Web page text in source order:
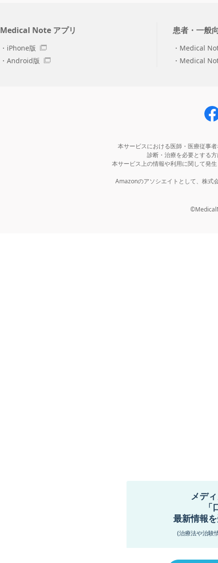
メデ
最新情報
(治療法や治験
Medical Note アプリ
iPhone版
Android版
患者・一般
Medical
Medical
本サービスにおける医師・医療従事
診断・治療を必要とする
本サービス上の情報や利用に関して発
Amazonのアソシエイトとして、株式